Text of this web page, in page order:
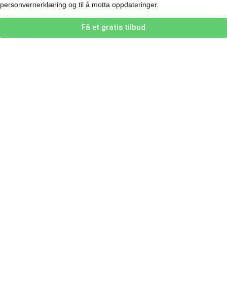
personvernerklæring og til å motta oppdateringer.
Få et gratis tilbud